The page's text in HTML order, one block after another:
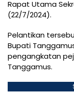
Rapat Utama
(22/7/2024).
Pelantikan
Bupati
pengangkatan
Tanggamus.